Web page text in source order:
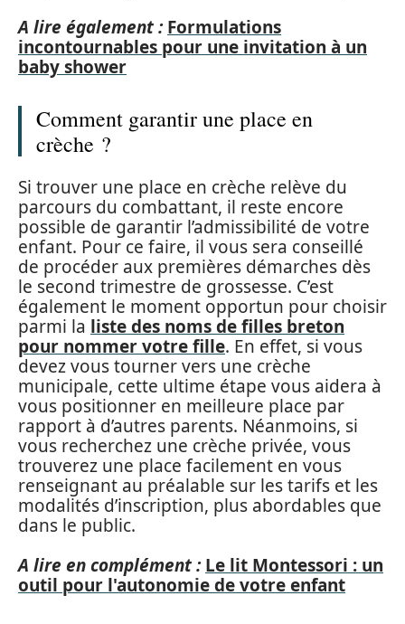
A lire également : Formulations
incontournables pour une invitation à un
baby shower
Comment garantir une place en
crèche ?
Si trouver une place en crèche relève du
parcours du combattant, il reste encore
possible de garantir l’admissibilité de votre
enfant. Pour ce faire, il vous sera conseillé
de procéder aux premières démarches dès
le second trimestre de grossesse. C’est
également le moment opportun pour choisir
parmi la liste des noms de filles breton
pour nommer votre fille. En effet, si vous
devez vous tourner vers une crèche
municipale, cette ultime étape vous aidera à
vous positionner en meilleure place par
rapport à d’autres parents. Néanmoins, si
vous recherchez une crèche privée, vous
trouverez une place facilement en vous
renseignant au préalable sur les tarifs et les
modalités d’inscription, plus abordables que
dans le public.
A lire en complément : Le lit Montessori : un
outil pour l'autonomie de votre enfant